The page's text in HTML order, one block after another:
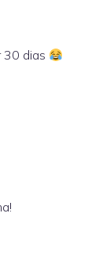
30 dias